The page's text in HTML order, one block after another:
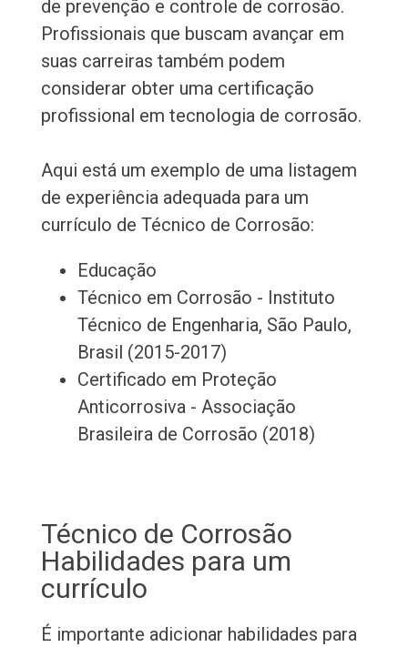
de prevenção e controle de corrosão.
Profissionais que buscam avançar em
suas carreiras também podem
considerar obter uma certificação
profissional em tecnologia de corrosão.
Aqui está um exemplo de uma listagem
de experiência adequada para um
currículo de Técnico de Corrosão:
Educação
Técnico em Corrosão - Instituto
Técnico de Engenharia, São Paulo,
Brasil (2015-2017)
Certificado em Proteção
Anticorrosiva - Associação
Brasileira de Corrosão (2018)
Técnico de Corrosão
Habilidades para um
currículo
É importante adicionar habilidades para